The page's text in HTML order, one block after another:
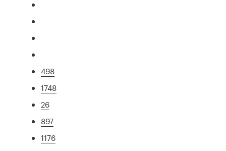
498
1748
26
897
1176